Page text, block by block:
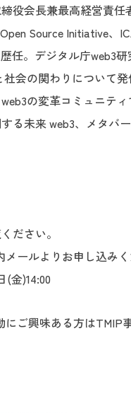
役会長兼最高経営責
Source Initiative、
任。デジタル庁web3
社会の関わりについて
の変革コミュニテ
る未来 web3、メタバ
ださい。
ールよりお申し込みく
(金)14:00
にご興味ある方はTMIP